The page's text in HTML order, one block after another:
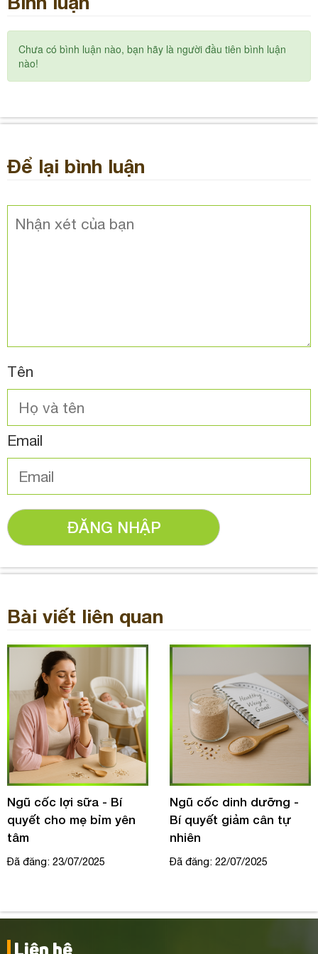
Chưa có bình luận nào, bạn hãy là người đầu tiên bình luận
nào!
Để lại bình luận
Tên
Email
ĐĂNG NHẬP
Bài viết liên quan
Ngũ cốc lợi sữa - Bí
quyết cho mẹ bỉm yên
tâm
Đã đăng: 23/07/2025
Ngũ cốc dinh dưỡng -
Bí quyết giảm cân tự
nhiên
Đã đăng: 22/07/2025